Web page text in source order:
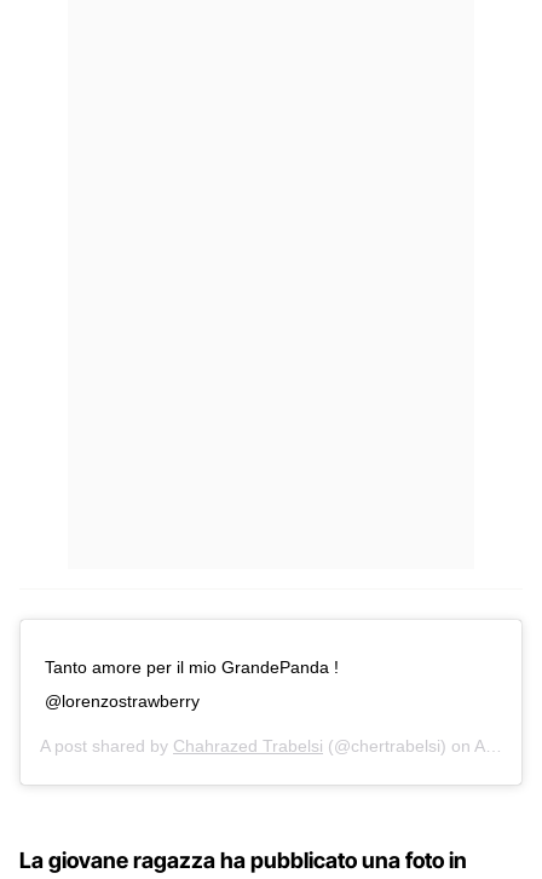
Tanto amore per il mio GrandePanda !
@lorenzostrawberry
A post shared by Chahrazed Trabelsi (@chertrabelsi) on Apr 4, 2015 at 12:17pm PDT
La giovane ragazza ha pubblicato una foto in